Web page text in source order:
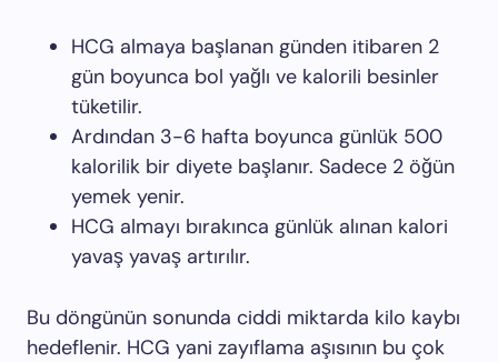
HCG almaya başlanan günden itibaren 2
gün boyunca bol yağlı ve kalorili besinler
tüketilir.
Ardından 3-6 hafta boyunca günlük 500
kalorilik bir diyete başlanır. Sadece 2 öğün
yemek yenir.
HCG almayı bırakınca günlük alınan kalori
yavaş yavaş artırılır.
Bu döngünün sonunda ciddi miktarda kilo kaybı
hedeflenir. HCG yani zayıflama aşısının bu çok